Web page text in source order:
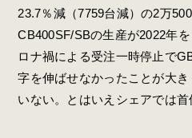
23.7％減（7759台減）の2万
CB400SF/SBの生産が2022年
ロナ禍による受注一時停止で
字を伸ばせなかったことが大
いない。とはいえシェアでは首